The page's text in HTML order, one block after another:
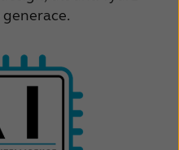
Suisse
Sverige
United Kingdom